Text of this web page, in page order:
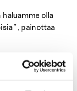
haluamme olla
painottaa